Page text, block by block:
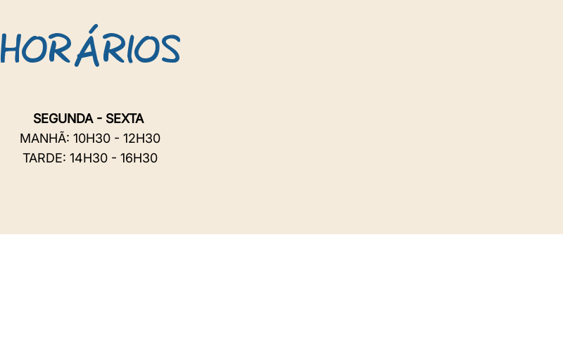
HORÁRIOS
SEGUNDA - SEXTA
MANHÃ: 10H30 - 12H30
TARDE: 14H30 - 16H30